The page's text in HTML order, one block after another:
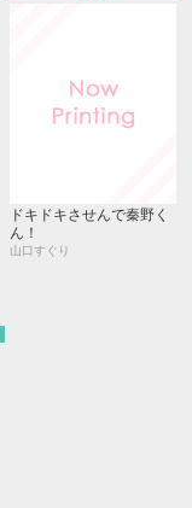
ドキドキさせんで秦野く
ん！
山口すぐり